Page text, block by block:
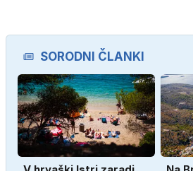
SORODNI ČLANKI